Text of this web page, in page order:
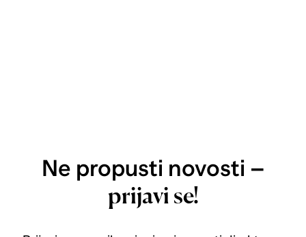
Ne propusti novosti –
prijavi se!